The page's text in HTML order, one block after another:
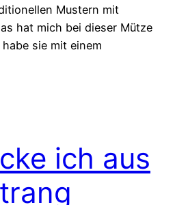
Mustern mit
hat mich bei dieser Mütze
sie mit einem
ich aus